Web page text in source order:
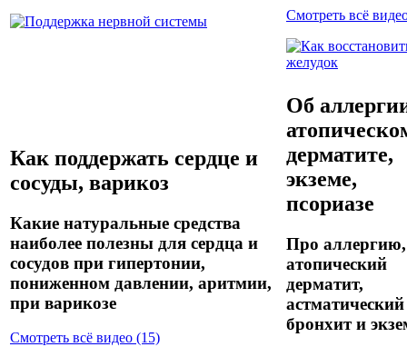
Смотреть всё
Как поддержать сердце и
сосуды, варикоз
Какие натуральные средства
наиболее полезны для сердца и
сосудов при гипертонии,
пониженном давлении, аритмии,
при варикозе
Смотреть всё видео (15)
Об
дерматите,
экземе,
псориазе
Про аллергию,
атопический
дерматит,
астматический
бронхит и